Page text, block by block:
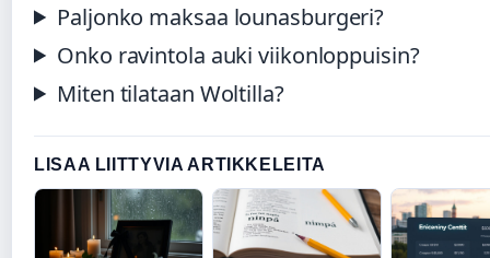
Paljonko maksaa lounasburgeri?
Onko ravintola auki viikonloppuisin?
Miten tilataan Woltilla?
LISAA LIITTYVIA ARTIKKELEITA